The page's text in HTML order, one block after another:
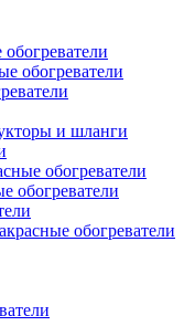
обогреватели
и шланги
обогреватели
обогреватели
обогреватели